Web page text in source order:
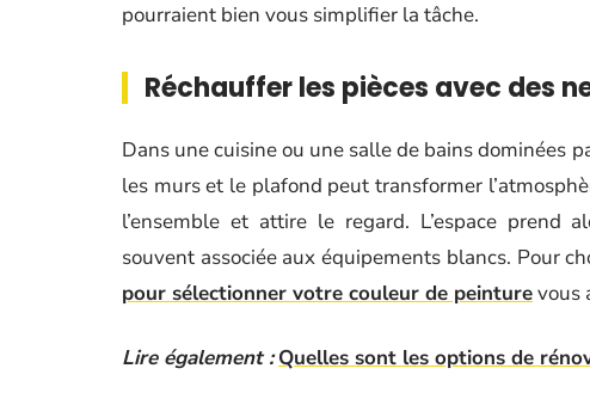
pourraient bien vous simplifier la tâche.
Réchauffer les pièces avec des
Dans une cuisine ou une salle de bains dominées
les murs et le plafond peut transformer
l’ensemble et attire le regard. L’espace prend
souvent associée aux équipements blancs. Pour
pour sélectionner votre couleur de peinturevous
Lire également : Quelles sont les options de